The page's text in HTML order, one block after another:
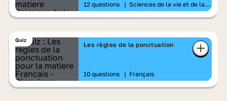
12 questions | Sciences de la vie et de la
Terre
Quiz
Les règles de la ponctuation
10 questions | Français